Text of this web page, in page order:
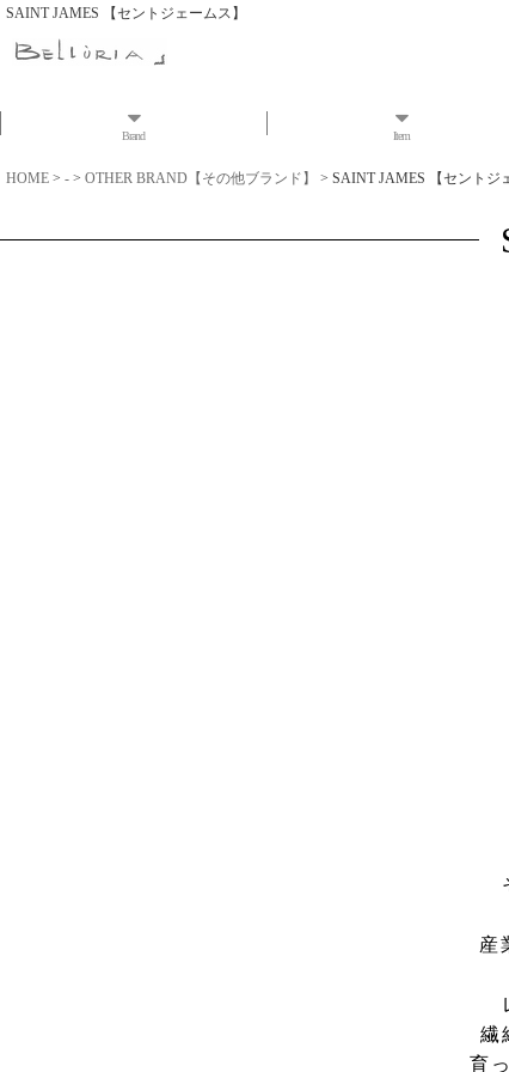
SAINT JAMES 【セントジェームス】
Brand Item
HOME > - > OTHER BRAND【その他ブランド】 > SAINT JAMES 【セントジ
産
繊
育